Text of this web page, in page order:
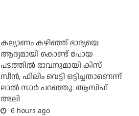
കല്യാണം കഴിഞ്ഞ് ഭാര്യയെ
ആദ്യമായി കൊണ്ട് പോയ
പടത്തില്‍ ഭാവനുമായി കിസ്
സീന്‍, ഫിലിം വെട്ടി ഒട്ടിച്ചതാണെന്ന്
ലാല്‍ സാര്‍ പറഞ്ഞു: ആസിഫ്
അലി
6 hours ago